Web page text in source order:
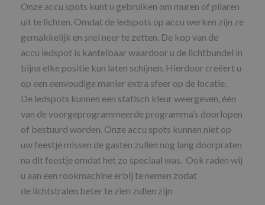
Onze accu spots kunt u gebruiken om muren of pilaren
uit te lichten. Omdat de ledspots op accu werken zijn ze
gemakkelijk en snel neer te zetten. De kop van de
accu ledspot is kantelbaar waardoor u de lichtbundel in
bijna elke positie kun laten schijnen. Hierdoor creëert u
op een eenvoudige manier extra sfeer op de locatie.
De ledspots kunnen een statisch kleur weergeven, één
van de voorgeprogrammeerde programma’s doorlopen
of bestuurd worden. Onze accu spots kunnen niet op
uw feestje missen de gasten zullen nog lang doorpraten
na dit feestje omdat het zo speciaal was. Ook raden wij
u aan een rookmachine erbij te nemen zodat
de lichtstralen beter te zien zullen zijn